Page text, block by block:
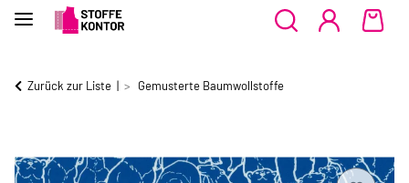
Zurück zur Liste Gemusterte Baumwollstoffe